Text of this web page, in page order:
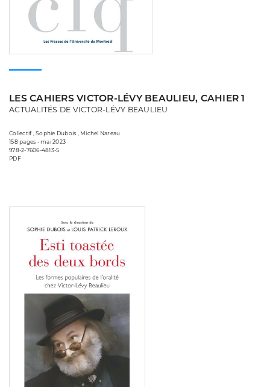
LES CAHIERS VICTOR-LÉVY BEAULIEU, CAHIER 1
ACTUALITÉS DE VICTOR-LÉVY BEAULIEU
Collectif , Sophie Dubois , Michel Nareau
158 pages • mai 2023
978-2-7606-4813-5
PDF